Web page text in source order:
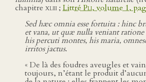
chapitre xliii; LittréPli, volume 1,
Sed hæc omnia esse fortuita : hinc
et vana, ut quæ nulla veniant
his percuti montes, his maria,
irritos jactus.
« De là des foudres aveugles et
toujours, n’étant le produit